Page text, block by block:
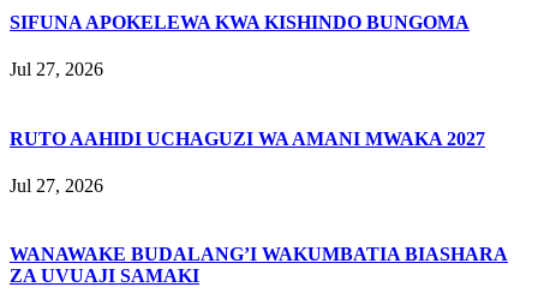
SIFUNA APOKELEWA KWA KISHINDO BUNGOMA
Jul 27, 2026
RUTO AAHIDI UCHAGUZI WA AMANI MWAKA 2027
Jul 27, 2026
WANAWAKE BUDALANG’I WAKUMBATIA BIASHARA
ZA UVUAJI SAMAKI